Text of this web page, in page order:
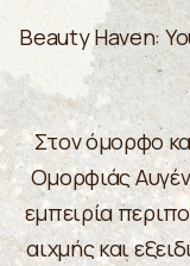
Beauty Haven:
Στον όμορφο
Ομορφιάς
εμπειρία
αιχμής και